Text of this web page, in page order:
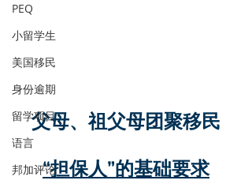
PEQ
小留学生
美国移民
身份逾期
留学项目
语言
邦加评论
父母、祖父母团聚移民
“担保人”的基础要求